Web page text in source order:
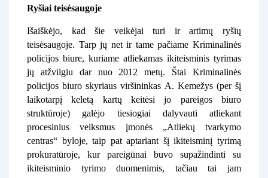
Ryšiai teisėsaugoje
Išaiškėjo, kad šie veikėjai turi ir artimų ryšių
teisėsaugoje. Tarp jų net ir tame pačiame Kriminalinės
policijos biure, kuriame atliekamas ikiteisminis tyrimas
jų atžvilgiu dar nuo 2012 metų. Štai Kriminalinės
policijos biuro skyriaus viršininkas A. Kemežys (per šį
laikotarpį keletą kartų keitėsi jo pareigos biuro
struktūroje) galėjo tiesiogiai dalyvauti atliekant
procesinius veiksmus įmonės „Atliekų tvarkymo
centras“ byloje, taip pat aptariant šį ikiteisminį tyrimą
prokuratūroje, kur pareigūnai buvo supažindinti su
ikiteisminio tyrimo duomenimis, tačiau tai jam